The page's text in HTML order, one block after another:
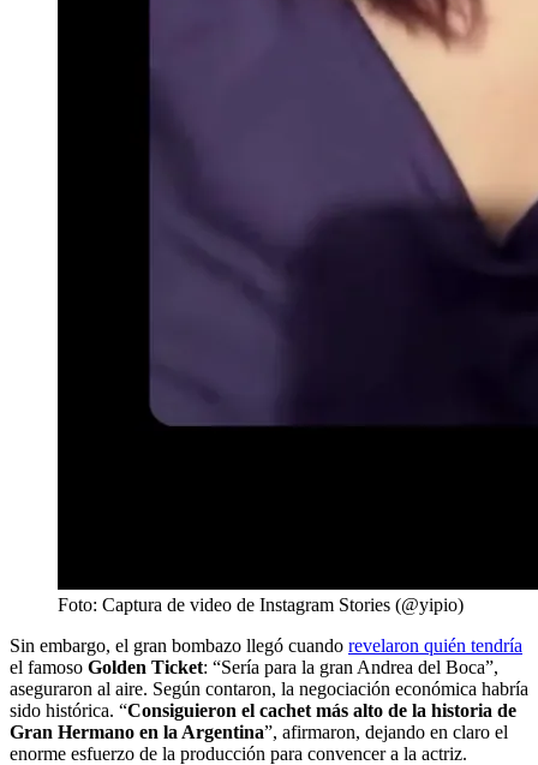
Foto: Captura de video de Instagram Stories (@yipio)
Sin embargo, el gran bombazo llegó cuando revelaron quién tendría
el famoso Golden Ticket: “Sería para la gran Andrea del Boca”,
aseguraron al aire. Según contaron, la negociación económica habría
sido histórica. “Consiguieron el cachet más alto de la historia de
Gran Hermano en la Argentina”, afirmaron, dejando en claro el
enorme esfuerzo de la producción para convencer a la actriz.